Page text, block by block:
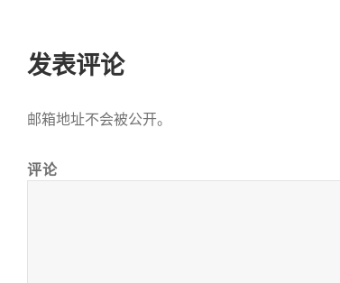
发表评论
邮箱地址不会被公开。
评论